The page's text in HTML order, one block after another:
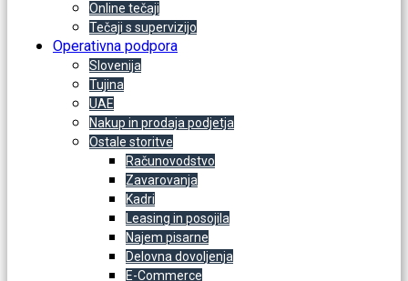
Online tečaji
Tečaji s supervizijo
Operativna podpora
Slovenija
Tujina
UAE
Nakup in prodaja podjetja
Ostale storitve
Računovodstvo
Zavarovanja
Kadri
Leasing in posojila
Najem pisarne
Delovna dovoljenja
E-Commerce